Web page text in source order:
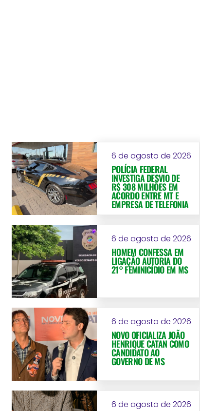
6 de agosto de 2026
POLÍCIA FEDERAL
INVESTIGA DESVIO DE
R$ 308 MILHÕES EM
ACORDO ENTRE MT E
EMPRESA DE TELEFONIA
6 de agosto de 2026
HOMEM CONFESSA EM
LIGAÇÃO AUTORIA DO
21° FEMINICÍDIO EM MS
6 de agosto de 2026
NOVO OFICIALIZA JOÃO
HENRIQUE CATAN COMO
CANDIDATO AO
GOVERNO DE MS
6 de agosto de 2026